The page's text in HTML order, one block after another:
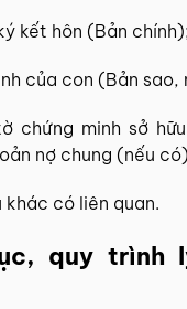
kết hôn (Bản
của con (Bản sao,
chứng minh sở
nợ chung (nếu có)
có liên quan.
quy trình